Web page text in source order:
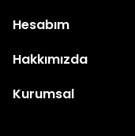
Hesabım
Hakkımızda
Kurumsal